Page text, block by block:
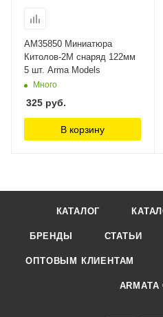
AM35850 Миниатюра
Китолов-2М снаряд 122мм
5 шт. Arma Models
Много
325 руб.
В корзину
КАТАЛОГ
БРЕНДЫ СТАТЬИ
ОПТОВЫМ КЛИЕНТАМ
ARMATA